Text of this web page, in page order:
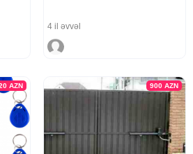
4 il əvvəl
AZN 900 AZN